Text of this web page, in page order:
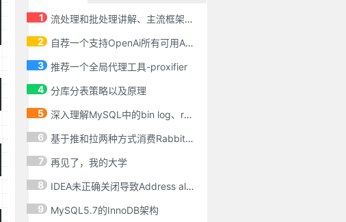
1
流处理和批处理讲解、主流框架对比、流批一体架构
2
自荐一个支持OpenAi所有可用API的chatgpt-spring-boot-starter
3 推荐一个全局代理工具-proxifier
4
分库分表策略以及原理
5 深入理解MySQL中的bin log、redo log、undo log
6 基于推和拉两种方式消费RabbitMQ消息
7 再见了，我的大学
8
IDEA未正确关闭导致Address already in use: bind
9
MySQL5.7的InnoDB架构